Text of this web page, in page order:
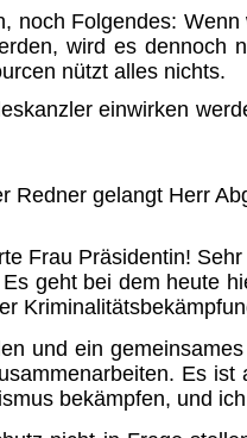
noch Folgendes:
wird es
nützt alles nichts.
einwirken
Redner gelangt Herr
Frau Präsidentin!
geht bei dem heute
und ein
Es
bekämpfen, und